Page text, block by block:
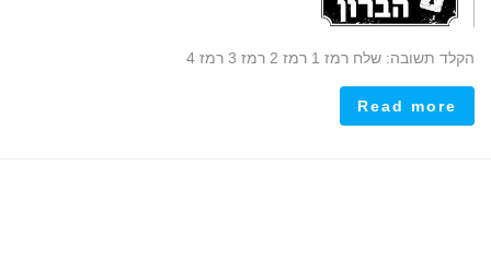
הקלד תשובה: שלח רמז 1 רמז 2 רמז 3 רמז 4
Read more